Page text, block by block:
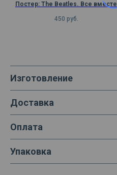
Постер: The Beatles. Все вместе
450 руб.
Изготовление
Доставка
Оплата
Упаковка